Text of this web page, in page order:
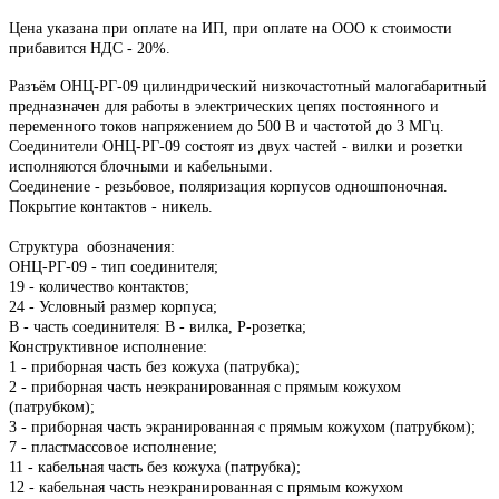
Цена указана при оплате на ИП, при оплате на ООО к стоимости
прибавится НДС - 20%.
Разъём ОНЦ-РГ-09 цилиндрический низкочастотный малогабаритный
предназначен для работы в электрических цепях постоянного и
переменного токов напряжением до 500 В и частотой до 3 МГц.
Соединители ОНЦ-РГ-09 состоят из двух частей - вилки и розетки
исполняются блочными и кабельными.
Соединение - резьбовое, поляризация корпусов одношпоночная.
Покрытие контактов - никель.
Структура обозначения:
ОНЦ-РГ-09 - тип соединителя;
19 - количество контактов;
24 - Условный размер корпуса;
В - часть соединителя: В - вилка, Р-розетка;
Конструктивное исполнение:
1 - приборная часть без кожуха (патрубка);
2 - приборная часть неэкранированная с прямым кожухом
(патрубком);
3 - приборная часть экранированная с прямым кожухом (патрубком);
7 - пластмассовое исполнение;
11 - кабельная часть без кожуха (патрубка);
12 - кабельная часть неэкранированная с прямым кожухом